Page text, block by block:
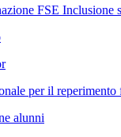
FSE Inclusione
per il
alunni